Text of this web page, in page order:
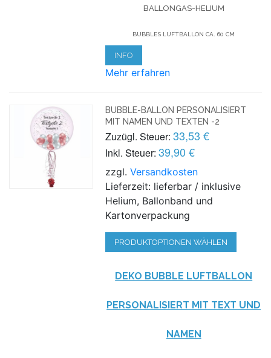
BALLONGAS-HELIUM
BUBBLES LUFTBALLON CA. 60 CM
INFO
Mehr erfahren
BUBBLE-BALLON PERSONALISIERT
MIT NAMEN UND TEXTEN -2
Zuzügl. Steuer: 33,53 €
Inkl. Steuer: 39,90 €
zzgl.Versandkosten
Lieferzeit: lieferbar / inklusive
Helium, Ballonband und
Kartonverpackung
PRODUKTOPTIONEN WÄHLEN
DEKO BUBBLE LUFTBALLON
PERSONALISIERT MIT TEXT UND
NAMEN